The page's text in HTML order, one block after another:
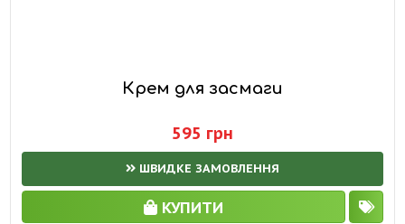
Крем для засмаги
595 грн
ШВИДКЕ ЗАМОВЛЕННЯ
КУПИТИ